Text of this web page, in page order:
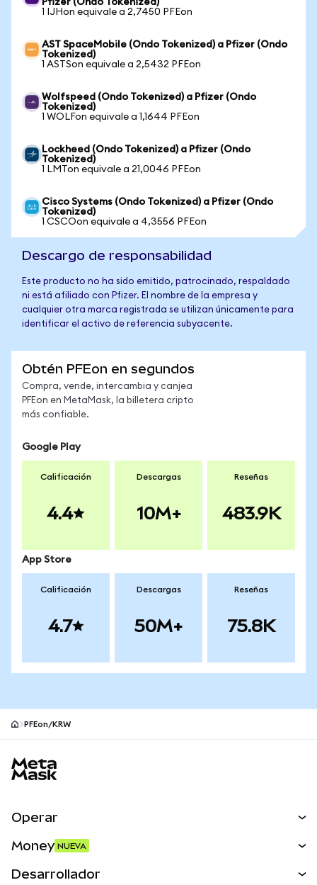
Pfizer (Ondo Tokenized)
1 IJHon equivale a 2,7450 PFEon
AST SpaceMobile (Ondo Tokenized) a Pfizer (Ondo
Tokenized)
1 ASTSon equivale a 2,5432 PFEon
Wolfspeed (Ondo Tokenized) a Pfizer (Ondo
Tokenized)
1 WOLFon equivale a 1,1644 PFEon
Lockheed (Ondo Tokenized) a Pfizer (Ondo
Tokenized)
1 LMTon equivale a 21,0046 PFEon
Cisco Systems (Ondo Tokenized) a Pfizer (Ondo
Tokenized)
1 CSCOon equivale a 4,3556 PFEon
Descargo de responsabilidad
Este producto no ha sido emitido, patrocinado, respaldado
ni está afiliado con Pfizer. El nombre de la empresa y
cualquier otra marca registrada se utilizan únicamente para
identificar el activo de referencia subyacente.
Obtén PFEon en segundos
Compra, vende, intercambia y canjea
PFEon en MetaMask, la billetera cripto
más confiable.
Google Play
Calificación
4.4
Descargas
10M+
Reseñas
483.9K
App Store
Calificación
4.7
Descargas
50M+
Reseñas
75.8K
PFEon/KRW
Operar
Money NUEVA
Desarrollador